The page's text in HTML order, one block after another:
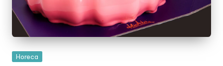
Posted
Horeca